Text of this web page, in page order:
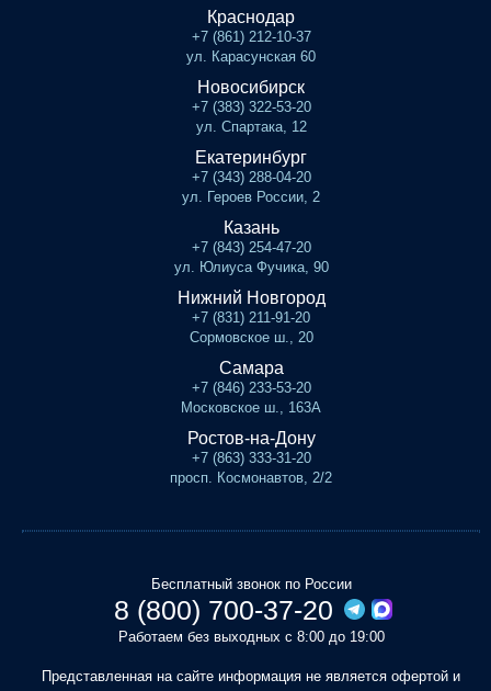
Краснодар
+7 (861) 212-10-37
ул. Карасунская 60
Новосибирск
+7 (383) 322-53-20
ул. Спартака, 12
Екатеринбург
+7 (343) 288-04-20
ул. Героев России, 2
Казань
+7 (843) 254-47-20
ул. Юлиуса Фучика, 90
Нижний Новгород
+7 (831) 211-91-20
Сормовское ш., 20
Самара
+7 (846) 233-53-20
Московское ш., 163А
Ростов-на-Дону
+7 (863) 333-31-20
просп. Космонавтов, 2/2
Бесплатный звонок по России
8 (800) 700-37-20
Работаем без выходных с 8:00 до 19:00
Представленная на сайте информация не является офертой и